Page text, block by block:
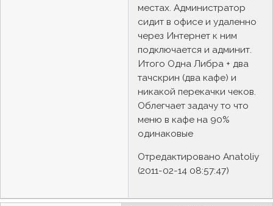
местах. Администратор
сидит в офисе и удаленно
через Интернет к ним
подключается и админит.
Итого Одна Либра + два
тачскрин (два кафе) и
никакой перекачки чеков.
Облегчает задачу то что
меню в кафе на 90%
одинаковые
Отредактировано Anatoliy
(2011-02-14 08:57:47)